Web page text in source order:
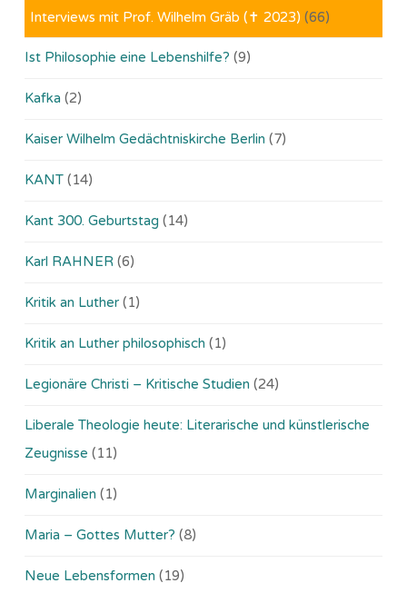
Interviews mit Prof. Wilhelm Gräb (✝ 2023) (66)
Ist Philosophie eine Lebenshilfe? (9)
Kafka (2)
Kaiser Wilhelm Gedächtniskirche Berlin (7)
KANT (14)
Kant 300. Geburtstag (14)
Karl RAHNER (6)
Kritik an Luther (1)
Kritik an Luther philosophisch (1)
Legionäre Christi – Kritische Studien (24)
Liberale Theologie heute: Literarische und künstlerische
Zeugnisse (11)
Marginalien (1)
Maria – Gottes Mutter? (8)
Neue Lebensformen (19)